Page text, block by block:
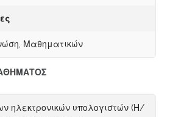
Μαθηματικών
ηλεκτρονικών υπολογιστών (Η/